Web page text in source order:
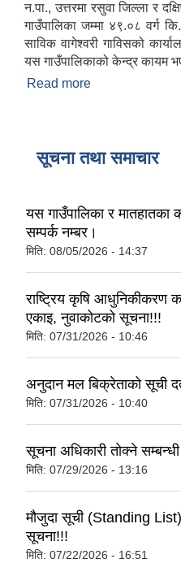
न.पा., उत्तरमा रसुवा जिल्ला र
गाउँपालिका जम्मा ४९.०८ वर्ग
साविक वागेश्वरी गाविसको
यस गाउँपालिकाको केन्द्र कायम
Read more
सूचना तथा समाचार
यस गाउँपालिका र मातहातका
सम्पर्क नम्बर।
मिति: 08/05/2026 - 14:37
राष्ट्रिय कृषि आधुनिकीकरण
एकाइ, नुवाकोटको सूचना!!!
मिति: 07/31/2026 - 10:46
अनुदान मल बिक्रेताको सूची
मिति: 07/31/2026 - 10:40
सूचना अधिकारी तोक्ने
मिति: 07/29/2026 - 13:16
मौजुदा सूची (Standing
सूचना!!!
मिति: 07/22/2026 - 16:51